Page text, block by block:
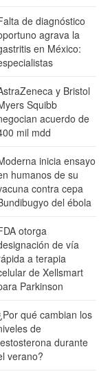
de diagnóstico
agrava la
en México:
y Bristol
Squibb
acuerdo de
mil mdd
inicia ensayo
humanos de su
contra cepa
del ébola
otorga
de vía
a terapia
de Xellsmart
Parkinson
qué cambian los
de
durante
verano?